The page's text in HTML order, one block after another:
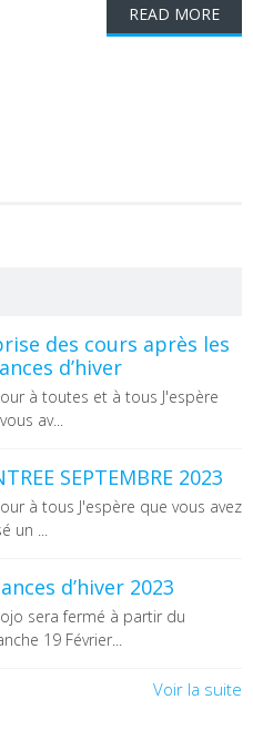
READ MORE
des cours après les
d’hiver
à toutes et à tous J'espère
av...
SEPTEMBRE 2023
à tous J'espère que vous avez
un ...
d’hiver 2023
sera fermé à partir du
19 Février...
Voir la suite